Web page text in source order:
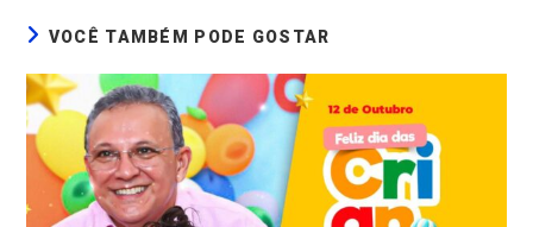
VOCÊ TAMBÉM PODE GOSTAR